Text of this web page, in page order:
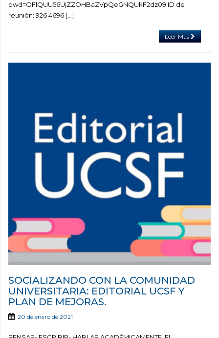
pwd=OFlQUU56UjZZOHBaZVpQeGNQUkF2dz09 ID de
reunión: 926 4696 […]
Leer Más
SOCIALIZANDO CON LA COMUNIDAD
UNIVERSITARIA: EDITORIAL UCSF Y
PLAN DE MEJORAS.
20 de enero de 2021